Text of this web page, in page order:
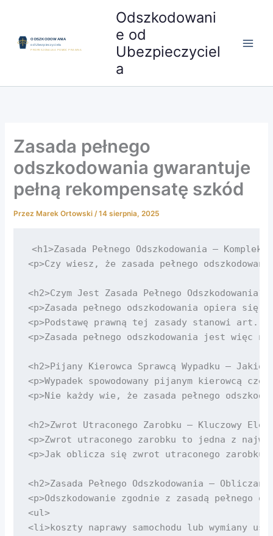
treści
Odszkodowani
e od
Ubezpieczyciel
a
Zasada pełnego
odszkodowania gwarantuje
pełną rekompensatę szkód
Przez Marek Ortowski/14 sierpnia, 2025
<h1>Zasada Pełnego Odszkodowania –
<p>Czy wiesz, że zasada pełnego
<h2>Czym Jest Zasada Pełnego
<p>Zasada pełnego odszkodowania opiera
<p>Podstawę prawną tej zasady stanowi art.
<p>Zasada pełnego odszkodowania jest więc
<h2>Pijany Kierowca Sprawcą Wypadku – Jakie
<p>Wypadek spowodowany pijanym kierowcą
<p>Nie każdy wie, że zasada pełnego
<h2>Zwrot Utraconego Zarobku – Kluczowy
<p>Zwrot utraconego zarobku to jedna z
<p>Jak oblicza się zwrot utraconego
<h2>Zasada Pełnego Odszkodowania –
<p>Odszkodowanie zgodnie z zasadą
<ul>
<li>koszty naprawy samochodu lub wymiany